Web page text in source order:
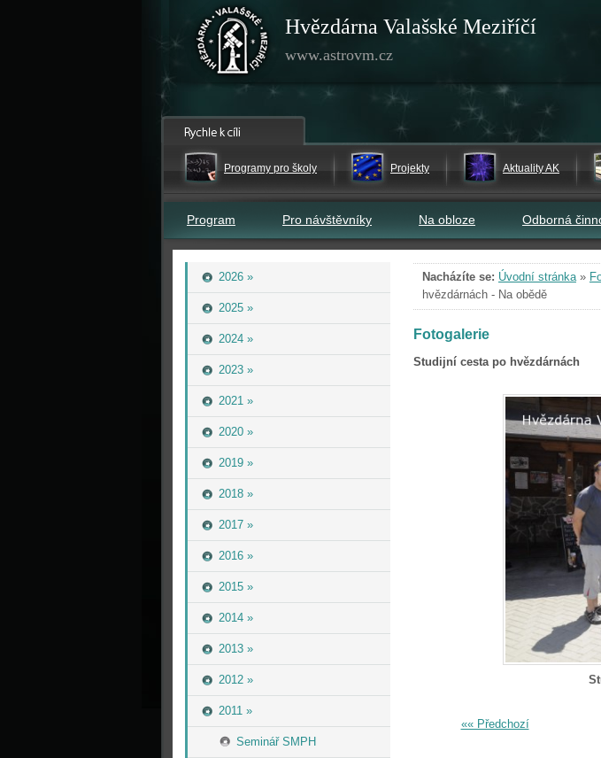
Hvězdárna Valašské Meziříčí
www.astrovm.cz
Programy pro školy Projekty Aktuality AK
Program Pro návštěvníky Na obloze Odborná
2026 »
2025 »
2024 »
2023 »
2021 »
2020 »
2019 »
2018 »
2017 »
2016 »
2015 »
2014 »
2013 »
2012 »
2011 »
Seminář SMPH
Nacházíte se: Úvodní stránka»
hvězdárnách - Na obědě
Fotogalerie
Studijní cesta po hvězdárnách
«« Předchozí